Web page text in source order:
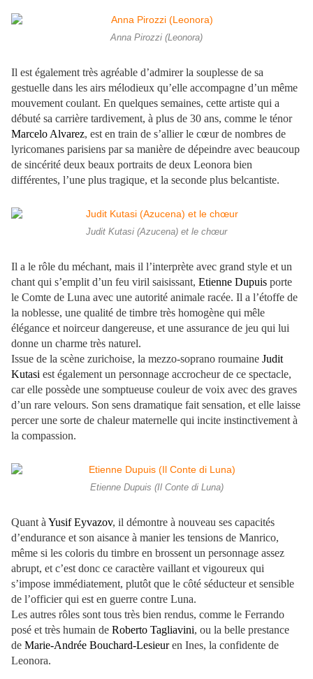
Anna Pirozzi (Leonora)
Il est également très agréable d’admirer la souplesse de sa
gestuelle dans les airs mélodieux qu’elle accompagne d’un même
mouvement coulant. En quelques semaines, cette artiste qui a
débuté sa carrière tardivement, à plus de 30 ans, comme le ténor
Marcelo Alvarez, est en train de s’allier le cœur de nombres de
lyricomanes parisiens par sa manière de dépeindre avec beaucoup
de sincérité deux beaux portraits de deux Leonora bien
différentes, l’une plus tragique, et la seconde plus belcantiste.
Judit Kutasi (Azucena) et le chœur
Il a le rôle du méchant, mais il l’interprète avec grand style et un
chant qui s’emplit d’un feu viril saisissant, Etienne Dupuis porte
le Comte de Luna avec une autorité animale racée. Il a l’étoffe de
la noblesse, une qualité de timbre très homogène qui mêle
élégance et noirceur dangereuse, et une assurance de jeu qui lui
donne un charme très naturel.
Issue de la scène zurichoise, la mezzo-soprano roumaine Judit
Kutasi est également un personnage accrocheur de ce spectacle,
car elle possède une somptueuse couleur de voix avec des graves
d’un rare velours. Son sens dramatique fait sensation, et elle laisse
percer une sorte de chaleur maternelle qui incite instinctivement à
la compassion.
Etienne Dupuis (Il Conte di Luna)
Quant à Yusif Eyvazov, il démontre à nouveau ses capacités
d’endurance et son aisance à manier les tensions de Manrico,
même si les coloris du timbre en brossent un personnage assez
abrupt, et c’est donc ce caractère vaillant et vigoureux qui
s’impose immédiatement, plutôt que le côté séducteur et sensible
de l’officier qui est en guerre contre Luna.
Les autres rôles sont tous très bien rendus, comme le Ferrando
posé et très humain de Roberto Tagliavini, ou la belle prestance
de Marie-Andrée Bouchard-Lesieuren Ines, la confidente de
Leonora.